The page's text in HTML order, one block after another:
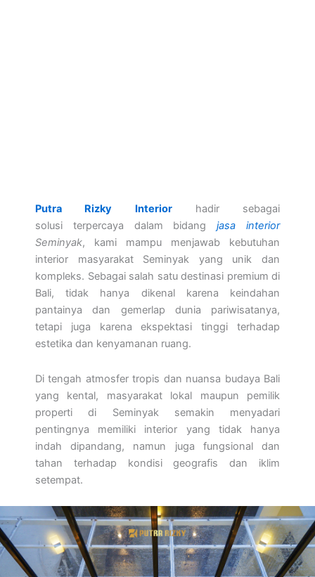
Putra Rizky Interiorhadir sebagai
solusi terpercaya dalam bidangjasa interior
Seminyak, kami mampu menjawab kebutuhan
interior masyarakat Seminyak yang unik dan
kompleks. Sebagai salah satu destinasi premium di
Bali, tidak hanya dikenal karena keindahan
pantainya dan gemerlap dunia pariwisatanya,
tetapi juga karena ekspektasi tinggi terhadap
estetika dan kenyamanan ruang.
Di tengah atmosfer tropis dan nuansa budaya Bali
yang kental, masyarakat lokal maupun pemilik
properti di Seminyak semakin menyadari
pentingnya memiliki interior yang tidak hanya
indah dipandang, namun juga fungsional dan
tahan terhadap kondisi geografis dan iklim
setempat.